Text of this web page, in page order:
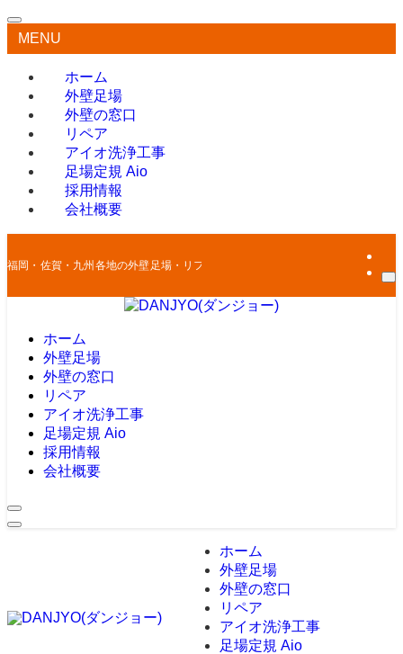
MENU
ホーム
外壁足場
外壁の窓口
リペア
アイオ洗浄工事
足場定規 Aio
採用情報
会社概要
福岡・佐賀・九州各地の外壁足場・リフォームはお任せください
ホーム
外壁足場
外壁の窓口
リペア
アイオ洗浄工事
足場定規 Aio
採用情報
会社概要
ホーム
外壁足場
外壁の窓口
リペア
アイオ洗浄工事
足場定規 Aio